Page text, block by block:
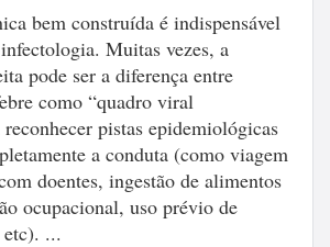
bem construída é indispensável
Muitas vezes, a
pode ser a diferença entre
como “quadro viral
pistas epidemiológicas
a conduta (como viagem
doentes, ingestão de alimentos
ocupacional, uso prévio de
...